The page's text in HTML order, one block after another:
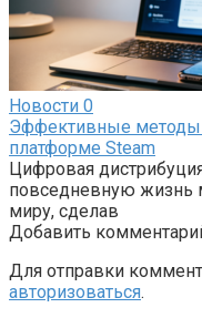
Новости 0
Эффективные методы
платформе Steam
Цифровая
повседневную жизнь
миру, сделав
Добавить
Для отправки
авторизоваться.